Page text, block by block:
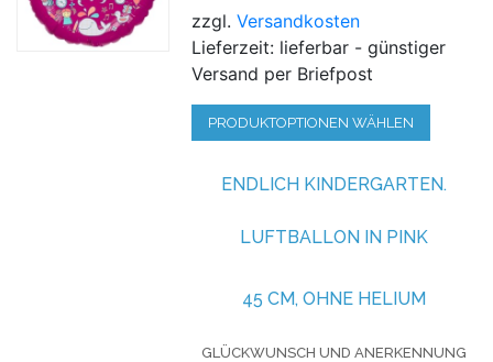
zzgl.Versandkosten
Lieferzeit: lieferbar - günstiger
Versand per Briefpost
PRODUKTOPTIONEN WÄHLEN
ENDLICH KINDERGARTEN.
LUFTBALLON IN PINK
45 CM, OHNE HELIUM
GLÜCKWUNSCH UND ANERKENNUNG